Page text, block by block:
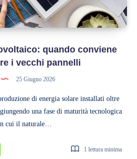
quando conviene
i vecchi pannelli
25 Giugno 2026
di energia solare installati oltre
una fase di maturità tecnologica
cui il naturale…
1 lettura minima